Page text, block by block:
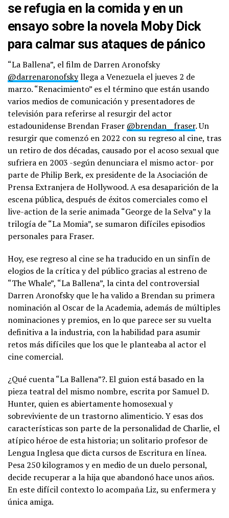
se refugia en la comida y en un
ensayo sobre la novela Moby Dick
para calmar sus ataques de pánico
“La Ballena”, el film de Darren Aronofsky
@darrenaronofskyllega a Venezuela el jueves 2 de
marzo. “Renacimiento” es el término que están usando
varios medios de comunicación y presentadores de
televisión para referirse al resurgir del actor
estadounidense Brendan Fraser @brendan__fraser. Un
resurgir que comenzó en 2022 con su regreso al cine, tras
un retiro de dos décadas, causado por el acoso sexual que
sufriera en 2003 -según denunciara el mismo actor- por
parte de Philip Berk, ex presidente de la Asociación de
Prensa Extranjera de Hollywood. A esa desaparición de la
escena pública, después de éxitos comerciales como el
live-action de la serie animada “George de la Selva” y la
trilogía de “La Momia”, se sumaron difíciles episodios
personales para Fraser.
Hoy, ese regreso al cine se ha traducido en un sinfín de
elogios de la crítica y del público gracias al estreno de
“The Whale”, “La Ballena”, la cinta del controversial
Darren Aronofsky que le ha valido a Brendan su primera
nominación al Oscar de la Academia, además de múltiples
nominaciones y premios, en lo que parece ser su vuelta
definitiva a la industria, con la habilidad para asumir
retos más difíciles que los que le planteaba al actor el
cine comercial.
¿Qué cuenta “La Ballena”?. El guion está basado en la
pieza teatral del mismo nombre, escrita por Samuel D.
Hunter, quien es abiertamente homosexual y
sobreviviente de un trastorno alimenticio. Y esas dos
características son parte de la personalidad de Charlie, el
atípico héroe de esta historia; un solitario profesor de
Lengua Inglesa que dicta cursos de Escritura en línea.
Pesa 250 kilogramos y en medio de un duelo personal,
decide recuperar a la hija que abandonó hace unos años.
En este difícil contexto lo acompaña Liz, su enfermera y
única amiga.